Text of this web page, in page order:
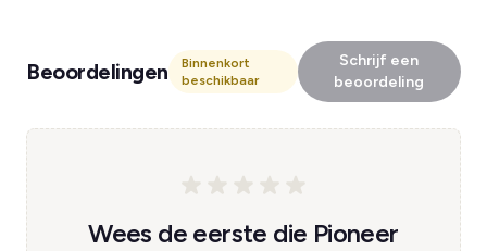
Beoordelingen
Binnenkort
beschikbaar
Schrijf een
beoordeling
Wees de eerste die Pioneer